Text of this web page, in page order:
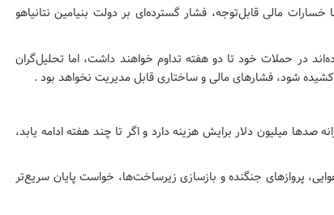
مالی قابل‌توجه، فشار گسترده‌ای بر دولت بنیامین نتانیاهو
در حملات خود تا دو هفته تداوم خواهند داشت، اما تحلیل‌گران
شود، فشارهای مالی و ساختاری قابل مدیریت نخواهد بود .
صدها میلیون دلار برایش هزینه دارد و اگر تا چند هفته ادامه یابد،
پروازهای جنگنده و بازسازی زیرساخت‌ها، خواست پایان سریع‌تر